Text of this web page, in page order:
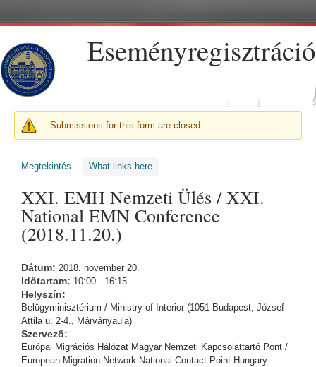
Eseményregisztráció
FIGYELMEZTETŐ ÜZENET
Submissions for this form are closed.
Megtekintés (aktív fül)
What links here
XXI. EMH Nemzeti Ülés / XXI.
National EMN Conference
(2018.11.20.)
Dátum: 2018. november 20.
Időtartam: 10:00 - 16:15
Helyszín:
Belügyminisztérium / Ministry of Interior (1051 Budapest, József
Attila u. 2-4., Márványaula)
Szervező:
Európai Migrációs Hálózat Magyar Nemzeti Kapcsolattartó Pont /
European Migration Network National Contact Point Hungary